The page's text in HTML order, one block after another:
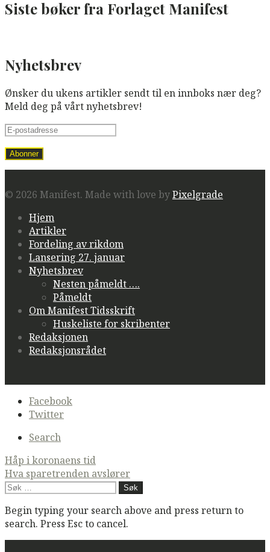
Siste bøker fra Forlaget Manifest
Nyhetsbrev
Ønsker du ukens artikler sendt til en innboks nær deg?
Meld deg på vårt nyhetsbrev!
© 2026 Manifest. Made with love byPixelgrade
Hjem
Artikler
Fordeling av rikdom
Lansering 27. januar
Nyhetsbrev
Nesten påmeldt ….
Påmeldt
Om Manifest Tidsskrift
Huskeliste for skribenter
Redaksjonen
Redaksjonsrådet
Secondary
navigation
Facebook
Twitter
Search
Post
navigation
Håp i koronaens tid
Hva sparetrenden avslører
Søk
Begin typing your search above and press return to
search. Press Esc to cancel.